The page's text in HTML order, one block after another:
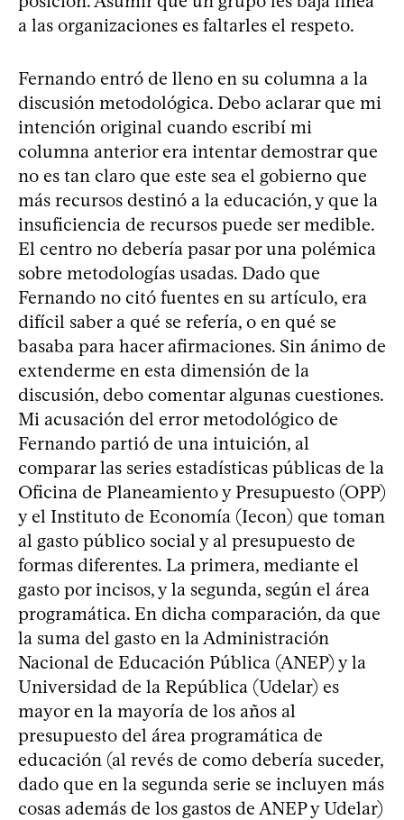
a las organizaciones es faltarles el respeto.
Fernando entró de lleno en su columna a la
discusión metodológica. Debo aclarar que mi
intención original cuando escribí mi
columna anterior era intentar demostrar que
no es tan claro que este sea el gobierno que
más recursos destinó a la educación, y que la
insuficiencia de recursos puede ser medible.
El centro no debería pasar por una polémica
sobre metodologías usadas. Dado que
Fernando no citó fuentes en su artículo, era
difícil saber a qué se refería, o en qué se
basaba para hacer afirmaciones. Sin ánimo de
extenderme en esta dimensión de la
discusión, debo comentar algunas cuestiones.
Mi acusación del error metodológico de
Fernando partió de una intuición, al
comparar las series estadísticas públicas de la
Oficina de Planeamiento y Presupuesto (OPP)
y el Instituto de Economía (Iecon) que toman
al gasto público social y al presupuesto de
formas diferentes. La primera, mediante el
gasto por incisos, y la segunda, según el área
programática. En dicha comparación, da que
la suma del gasto en la Administración
Nacional de Educación Pública (ANEP) y la
Universidad de la República (Udelar) es
mayor en la mayoría de los años al
presupuesto del área programática de
educación (al revés de como debería suceder,
dado que en la segunda serie se incluyen más
cosas además de los gastos de ANEP y Udelar)